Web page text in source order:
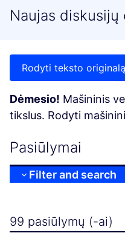
Naujas diskusijų
Rodyti teksto originalą
Dėmesio! Mašininis
tikslus. Rodyti
Pasiūlymai
Filter and search
99 pasiūlymų (-ai)